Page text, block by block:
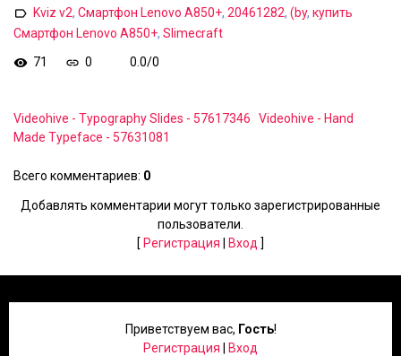
Kviz v2, Смартфон Lenovo A850+, 20461282, (by, купить
Смартфон Lenovo A850+, Slimecraft
71
0 0.0/0
Videohive - Typography Slides - 57617346
Videohive - Hand
Made Typeface - 57631081
Всего комментариев: 0
Добавлять комментарии могут только зарегистрированные
пользователи.
[ Регистрация Вход ]
Приветствуем вас, Гость!
Регистрация
Вход